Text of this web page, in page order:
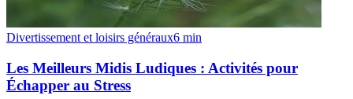
Divertissement et loisirs généraux6 min
Les Meilleurs Midis Ludiques : Activités pour
Échapper au Stress